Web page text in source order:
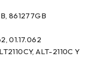
861277GB
01.17.062
ALT-2110C Y